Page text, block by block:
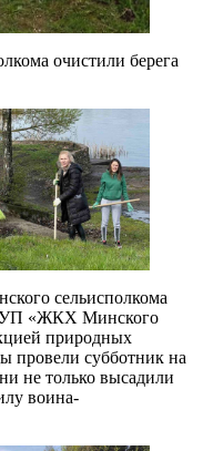
очистили берега
сельисполкома
«ЖКХ Минского
природных
провели субботник на
не только высадили
воина-